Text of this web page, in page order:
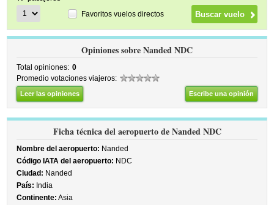
Favoritos vuelos directos
Opiniones sobre Nanded NDC
Total opiniones: 0
Promedio votaciones viajeros:
Leer las opiniones Escribe una opinión
Ficha técnica del aeropuerto de Nanded NDC
Nombre del aeropuerto: Nanded
Código IATA del aeropuerto: NDC
Ciudad: Nanded
País: India
Continente: Asia